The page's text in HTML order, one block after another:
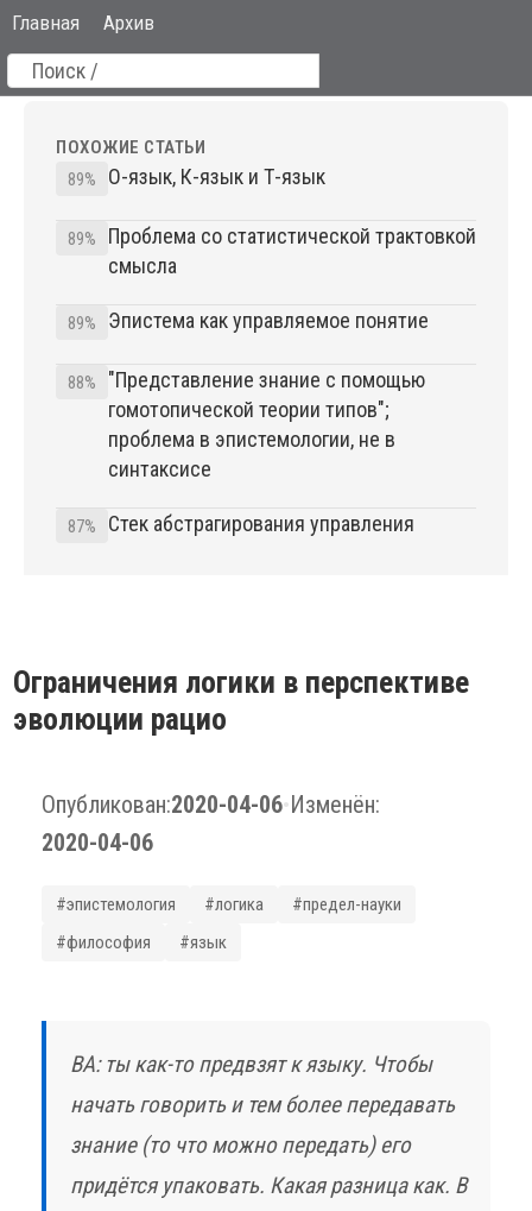
Главная Архив
ПОХОЖИЕ СТАТЬИ
89%
О-язык, К-язык и Т-язык
89%
Проблема со статистической трактовкой
смысла
89% Эпистема как управляемое понятие
88%
"Представление знание с помощью
гомотопической теории типов";
проблема в эпистемологии, не в
синтаксисе
87% Стек абстрагирования управления
Ограничения логики в перспективе
эволюции рацио
Опубликован:2020-04-06•Изменён:
2020-04-06
#эпистемология #логика
#предел-науки
#философия
#язык
ВА: ты как-то предвзят к языку. Чтобы
начать говорить и тем более передавать
знание (то что можно передать) его
придётся упаковать. Какая разница как. В